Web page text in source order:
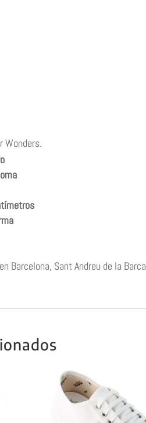
Wonders.
Barcelona, Sant Andreu de la Barca